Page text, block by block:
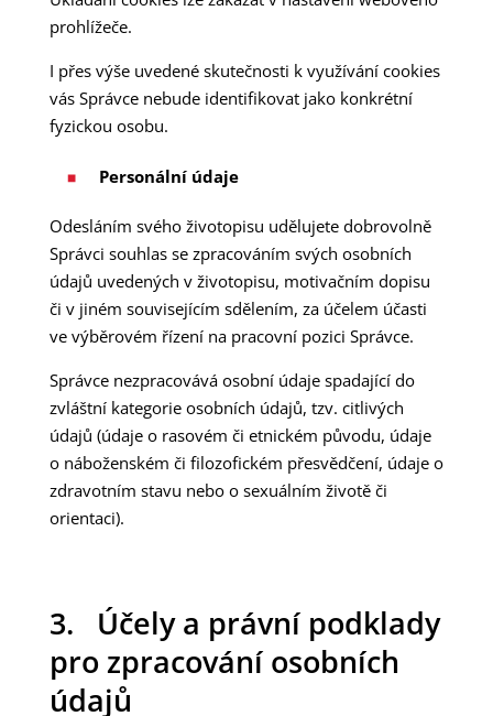
prohlížeče.
I přes výše uvedené skutečnosti k využívání cookies
vás Správce nebude identifikovat jako konkrétní
fyzickou osobu.
Personální údaje
Odesláním svého životopisu udělujete dobrovolně
Správci souhlas se zpracováním svých osobních
údajů uvedených v životopisu, motivačním dopisu
či v jiném souvisejícím sdělením, za účelem účasti
ve výběrovém řízení na pracovní pozici Správce.
Správce nezpracovává osobní údaje spadající do
zvláštní kategorie osobních údajů, tzv. citlivých
údajů (údaje o rasovém či etnickém původu, údaje
o náboženském či filozofickém přesvědčení, údaje o
zdravotním stavu nebo o sexuálním životě či
orientaci).
3. Účely a právní podklady
pro zpracování osobních
údajů